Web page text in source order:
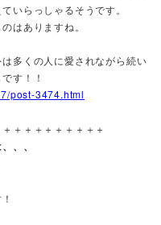
いらっしゃるそうです。
はありますね。
多くの人に愛されながら続い
す！！
post-3474.html
＋＋＋＋＋＋＋＋＋
、、